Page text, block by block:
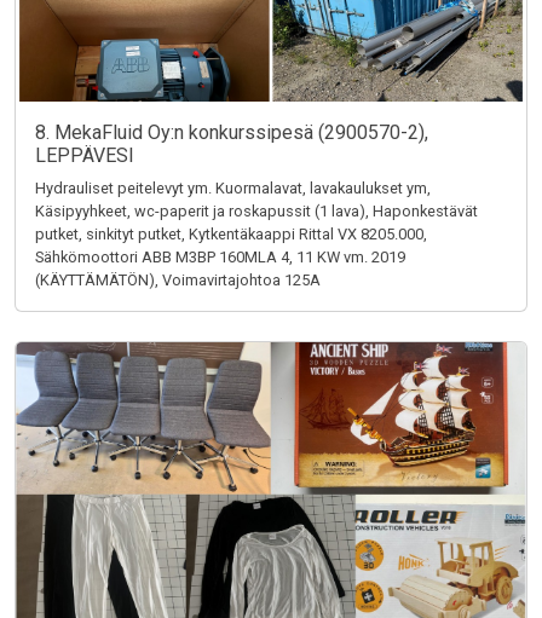
8. MekaFluid Oy:n konkurssipesä (2900570-2),
LEPPÄVESI
Hydrauliset peitelevyt ym. Kuormalavat, lavakaulukset ym,
Käsipyyhkeet, wc-paperit ja roskapussit (1 lava), Haponkestävät
putket, sinkityt putket, Kytkentäkaappi Rittal VX 8205.000,
Sähkömoottori ABB M3BP 160MLA 4, 11 KW vm. 2019
(KÄYTTÄMÄTÖN), Voimavirtajohtoa 125A